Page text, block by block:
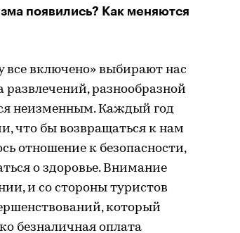
появились? Как меняются
включено» выбирают нас
разнообразной
неизменным. Каждый год
что бы возвращаться к нам
отношение к безопасности,
о здоровье. Внимание
и со стороны туристов
который
безналичная оплата